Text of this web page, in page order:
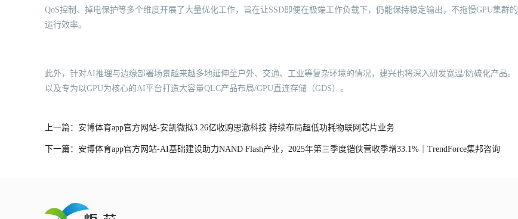
QoS控制、掉电保护等多个维度开展了大量优化工作，旨在让SSD即便在极端工作负载下，仍能保持稳定输出，不拖慢GPU集群的
运行效率。
此外，针对AI推理与边缘部署场景越来越多地延伸至户外、交通、工业等复杂环境的情况，建兴也将深入研发宽温/防硫化产品。
以及专为以GPU为核心的AI平台打造大容量QLC产品布局/GPU直连存储（GDS）。
上一篇：安博体育app官方网站-安凯微拟3.26亿收购思澈科技 持续布局超低功耗物联网芯片业务
下一篇：安博体育app官方网站-AI基础建设助力NAND Flash产业，2025年第三季度铠侠营收季增33.1%｜TrendForce集邦咨询